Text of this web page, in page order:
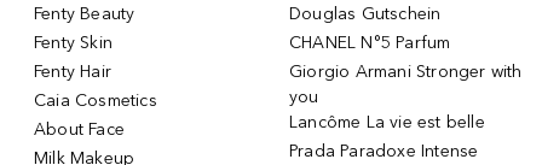
Fenty Beauty
Fenty Skin
Fenty Hair
Caia Cosmetics
About Face
Milk Makeup
Douglas Gutschein
CHANEL N°5 Parfum
Giorgio Armani Stronger with
you
Lancôme La vie est belle
Prada Paradoxe Intense